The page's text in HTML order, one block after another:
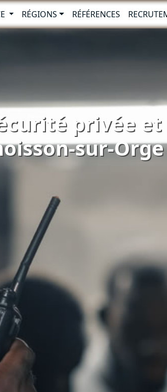
RÉGIONS RÉFÉRENCES
privée
sur-Orge